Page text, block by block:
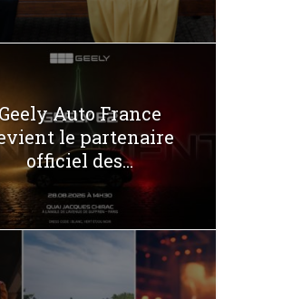
Geely Auto France
le partenaire
officiel des...